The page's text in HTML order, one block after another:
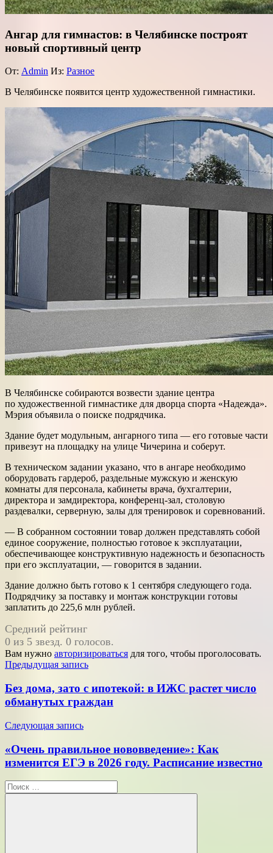
Ангар для гимнастов: в Челябинске построят
новый спортивный центр
От: Admin Из: Разное
В Челябинске появится центр художественной гимнастики.
В Челябинске собираются возвести здание центра
по художественной гимнастике для дворца спорта «Надежда».
Мэрия объявила о поиске подрядчика.
Здание будет модульным, ангарного типа — его готовые части
привезут на площадку на улице Чичерина и соберут.
В техническом задании указано, что в ангаре необходимо
оборудовать гардероб, раздельные мужскую и женскую
комнаты для персонала, кабинеты врача, бухгалтерии,
директора и замдиректора, конференц-зал, столовую
раздевалки, серверную, залы для тренировок и соревнований.
— В собранном состоянии товар должен представлять собой
единое сооружение, полностью готовое к эксплуатации,
обеспечивающее конструктивную надежность и безопасность
при его эксплуатации, — говорится в задании.
Здание должно быть готово к 1 сентября следующего года.
Подрядчику за поставку и монтаж конструкции готовы
заплатить до 225,6 млн рублей.
Средний рейтинг
0 из 5 звезд. 0 голосов.
Вам нужно авторизироваться для того, чтобы проголосовать.
Навигация
по
записям
Предыдущая запись
Без дома, зато с ипотекой: в ИЖС растет число
обманутых граждан
Следующая запись
«Очень правильное нововведение»: Как
изменится ЕГЭ в 2026 году. Расписание известно
Поиск
для: